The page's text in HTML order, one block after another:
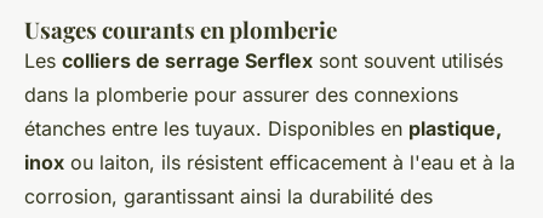
Usages courants en plomberie
Les colliers de serrage Serflex sont souvent utilisés
dans la plomberie pour assurer des connexions
étanches entre les tuyaux. Disponibles en plastique,
inox ou laiton, ils résistent efficacement à l'eau et à la
corrosion, garantissant ainsi la durabilité des